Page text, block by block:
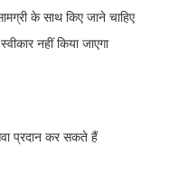
के साथ किए जाने चाहिए
नहीं किया जाएगा
प्रदान कर सकते हैं